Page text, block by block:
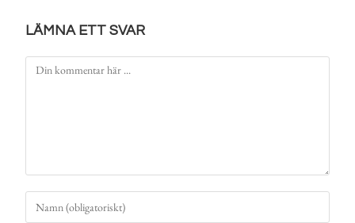
LÄMNA ETT SVAR